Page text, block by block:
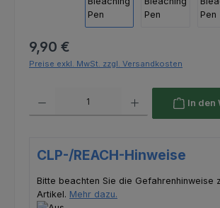
Regulärer Preis:
9,90 €
Preise exkl. MwSt. zzgl. Versandkosten
In den
CLP-/REACH-Hinweise
Bitte beachten Sie die Gefahrenhinweise
Artikel. Mehr dazu.